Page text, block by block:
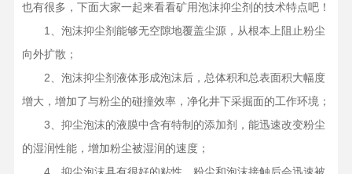
也有很多，下面大家一起来看看矿用泡沫抑尘剂的技术特点吧！
1、泡沫抑尘剂能够无空隙地覆盖尘源，从根本上阻止粉尘
向外扩散；
2、泡沫抑尘剂液体形成泡沫后，总体积和总表面积大幅度
增大，增加了与粉尘的碰撞效率，净化井下采掘面的工作环境；
3、抑尘泡沫的液膜中含有特制的添加剂，能迅速改变粉尘
的湿润性能，增加粉尘被湿润的速度；